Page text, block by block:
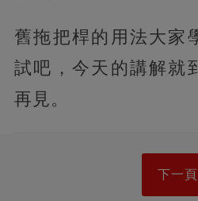
舊拖把桿的用法大家
試吧，今天的講解就
再見。
下一頁